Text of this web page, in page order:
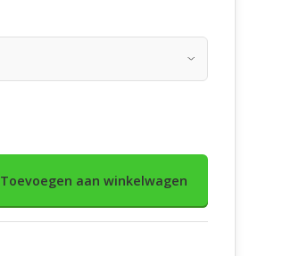
Toevoegen aan winkelwagen